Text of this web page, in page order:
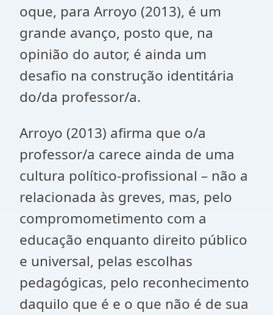
oque, para Arroyo (2013), é um
grande avanço, posto que, na
opinião do autor, é ainda um
desafio na construção identitária
do/da professor/a.
Arroyo (2013) afirma que o/a
professor/a carece ainda de uma
cultura político-profissional – não a
relacionada às greves, mas, pelo
compromometimento com a
educação enquanto direito público
e universal, pelas escolhas
pedagógicas, pelo reconhecimento
daquilo que é e o que não é de sua